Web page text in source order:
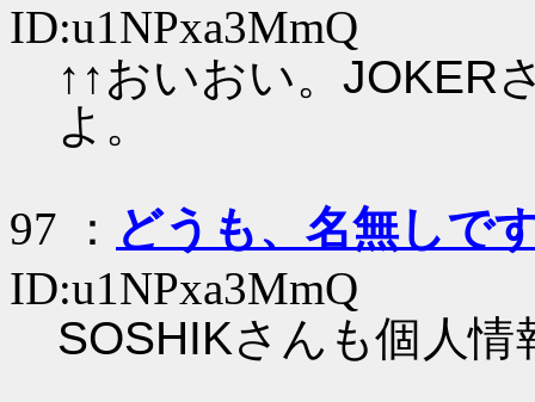
ID:u1NPxa3MmQ
↑↑おいおい。JOKER
よ。
97 ： どうも、名無しで
ID:u1NPxa3MmQ
SOSHIKさんも個人